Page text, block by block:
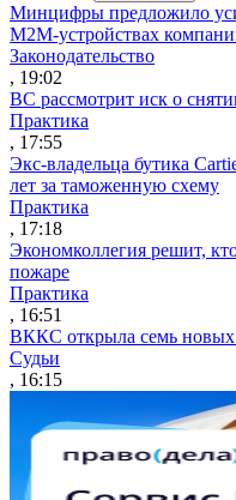
Минцифры предложило
M2M-устройствах
Законодательство
, 19:02
ВС рассмотрит иск о
Практика
, 17:55
Экс-владельца бутика
лет за таможенную схему
Практика
, 17:18
Экономколлегия решит,
пожаре
Практика
, 16:51
ВККС открыла семь новых
Судьи
, 16:15